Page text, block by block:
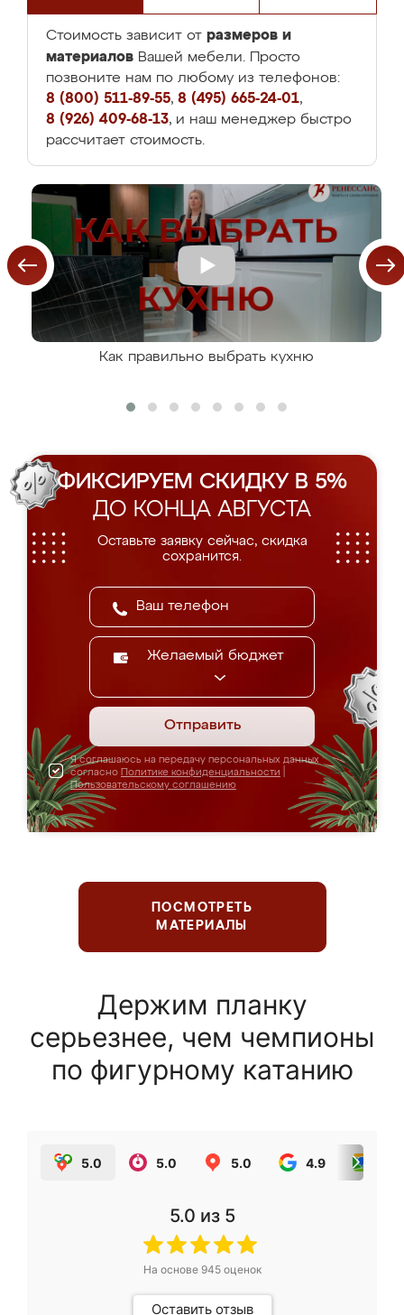
Стоимость зависит от размеров и
материалов Вашей мебели. Просто
позвоните нам по любому из телефонов:
8 (800) 511-89-55, 8 (495) 665-24-01,
8 (926) 409-68-13, и наш менеджер быстро
рассчитает стоимость.
Как правильно выбрать кухню
ФИКСИРУЕМ СКИДКУ В 5%
ДО КОНЦА АВГУСТА
Оставьте заявку сейчас, скидка
сохранится.
Желаемый бюджет
Отправить
Я соглашаюсь на передачу персональных данных
согласно Политике конфиденциальности
Пользовательскому соглашению
ПОСМОТРЕТЬ
МАТЕРИАЛЫ
Держим планку
серьезнее, чем чемпионы
по фигурному катанию
5.0 5.0 5.0 4.9
5.0 из 5
На основе 945оценок
Оставить отзыв